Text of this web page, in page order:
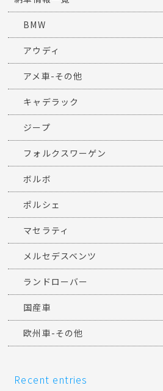
BMW
アウディ
アメ車-その他
キャデラック
ジープ
フォルクスワーゲン
ボルボ
ポルシェ
マセラティ
メルセデスベンツ
ランドローバー
国産車
欧州車-その他
Recent entries